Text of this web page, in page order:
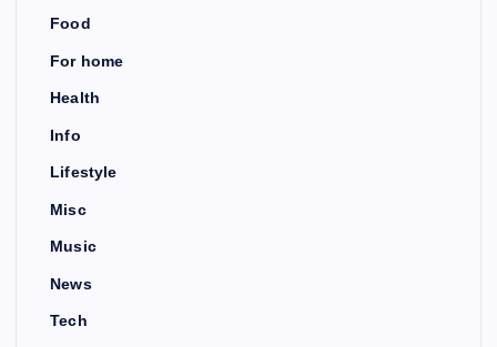
Food
For home
Health
Info
Lifestyle
Misc
Music
News
Tech